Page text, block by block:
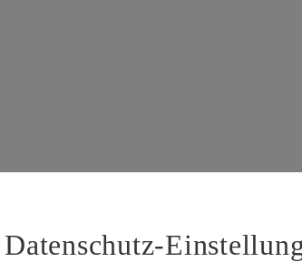
Datenschutz-